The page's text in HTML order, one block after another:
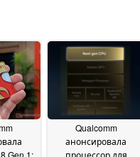
Qualcomm
анонсировала